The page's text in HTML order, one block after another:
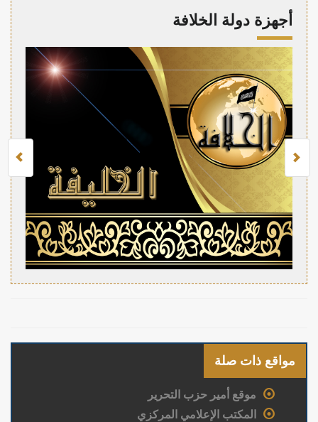
أجهزة دولة الخلافة
مواقع ذات صلة
موقع أمير حزب التحرير
المكتب الإعلامي المركزي